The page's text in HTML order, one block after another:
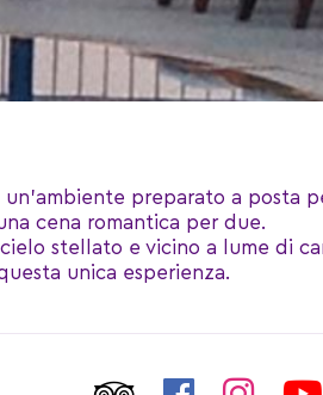
preparato a posta
cena romantica per due.
stellato e vicino a lume di
unica esperienza.